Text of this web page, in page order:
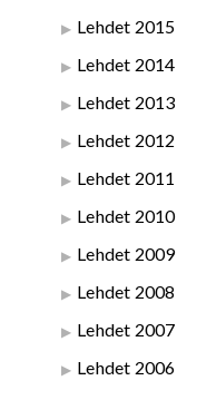
Lehdet 2015
Lehdet 2014
Lehdet 2013
Lehdet 2012
Lehdet 2011
Lehdet 2010
Lehdet 2009
Lehdet 2008
Lehdet 2007
Lehdet 2006